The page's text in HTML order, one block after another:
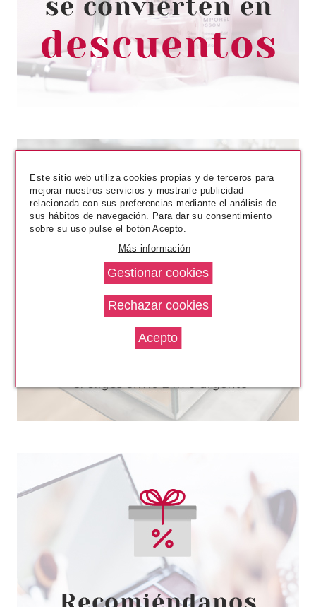
ML
Pvr 28.00€
-41%
desde
16.50€
ANNE MOLLER
ANNE MOLLER ROSAGE
BALANCE REPARING RICH
REGALO
Pvr 46.00€
-35%
desde
29.90€
ANNE MOLLER
ANNE MOLLER ADN 40 BELAGE
YEUX HYDROSERUM 15 ML
Pvr 35.00€
-60%
desde
13.99€
Este sitio web utiliza cookies propias y de terceros para
mejorar nuestros servicios y mostrarle publicidad
relacionada con sus preferencias mediante el análisis de
sus hábitos de navegación. Para dar su consentimiento
sobre su uso pulse el botón Acepto.
Más información